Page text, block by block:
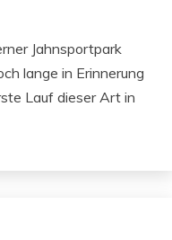
Jahnsportpark
lange in Erinnerung
Lauf dieser Art in